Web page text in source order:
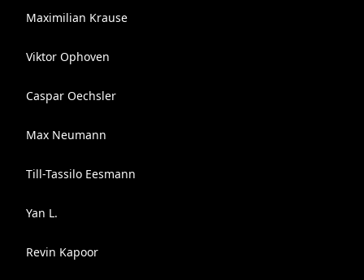
Maximilian Krause
Viktor Ophoven
Caspar Oechsler
Max Neumann
Till-Tassilo Eesmann
Yan L.
Revin Kapoor